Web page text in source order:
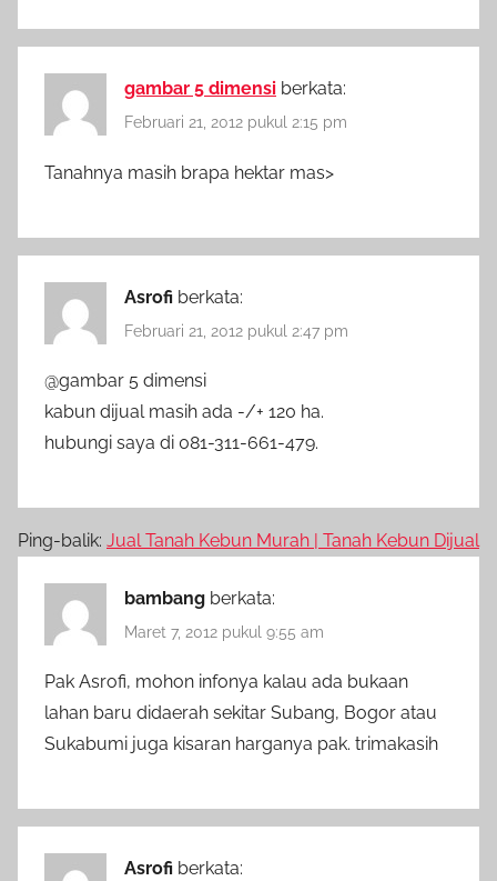
gambar 5 dimensi berkata:
Februari 21, 2012 pukul 2:15 pm
Tanahnya masih brapa hektar mas>
Asrofi berkata:
Februari 21, 2012 pukul 2:47 pm
@gambar 5 dimensi
kabun dijual masih ada -/+ 120 ha.
hubungi saya di 081-311-661-479.
Ping-balik: Jual Tanah Kebun Murah | Tanah Kebun Dijual
bambang berkata:
Maret 7, 2012 pukul 9:55 am
Pak Asrofi, mohon infonya kalau ada bukaan
lahan baru didaerah sekitar Subang, Bogor atau
Sukabumi juga kisaran harganya pak. trimakasih
Asrofi berkata: